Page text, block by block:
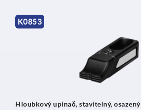
K0853
Hloubkový upínač, stavitelný, osazený